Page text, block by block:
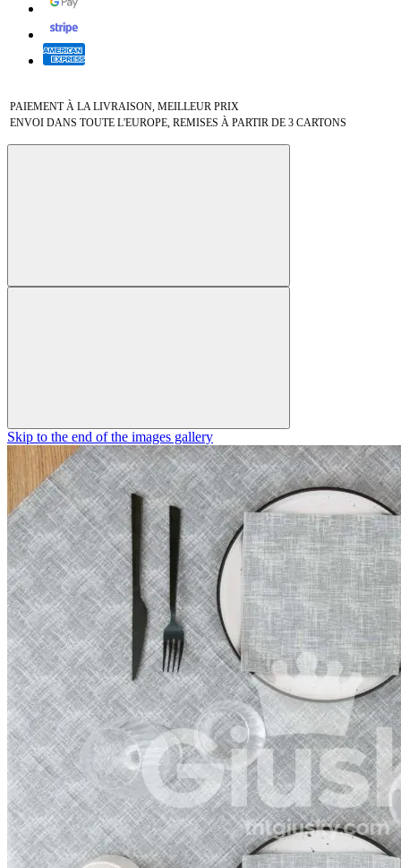
PAIEMENT À LA LIVRAISON, MEILLEUR PRIX
ENVOI DANS TOUTE L'EUROPE, REMISES À PARTIR DE 3 CARTONS
Skip to the end of the images gallery